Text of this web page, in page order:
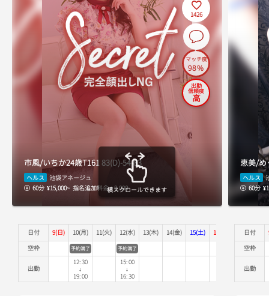
横スクロールできます
1426
マッチ度
98%
出勤
信頼度
高
市風/いちか24歳T16183(D)-54-83
ヘルス
池袋アネージュ
60分 ¥15,000~ 指名追加料金 + 2,000
日付 9(日) 10(月) 11(火) 12(水) 13(木) 14(金) 15(土) 16(日) 17(月)
空枠
予約満了 予約満了
出勤
12:30
↓
19:00
15:00
↓
16:30
恵美/め
ヘルス
60分
日付
空枠
出勤